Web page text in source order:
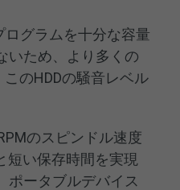
ログラムを十分な容量
いため、より多くの
のHDDの騒音レベル
のスピンドル速度
短い保存時間を実現
ポータブルデバイス